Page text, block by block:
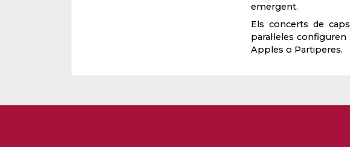
emergent.
Els concerts de
paral·leles
Apples o Partiperes.